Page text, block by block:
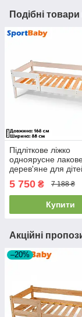
Подібні товари
Підліткове ліжко
одноярусне
дерев'яне для
(80x160см)
5 750 ₴ 7 188 ₴
Купити
Акційні
–20%